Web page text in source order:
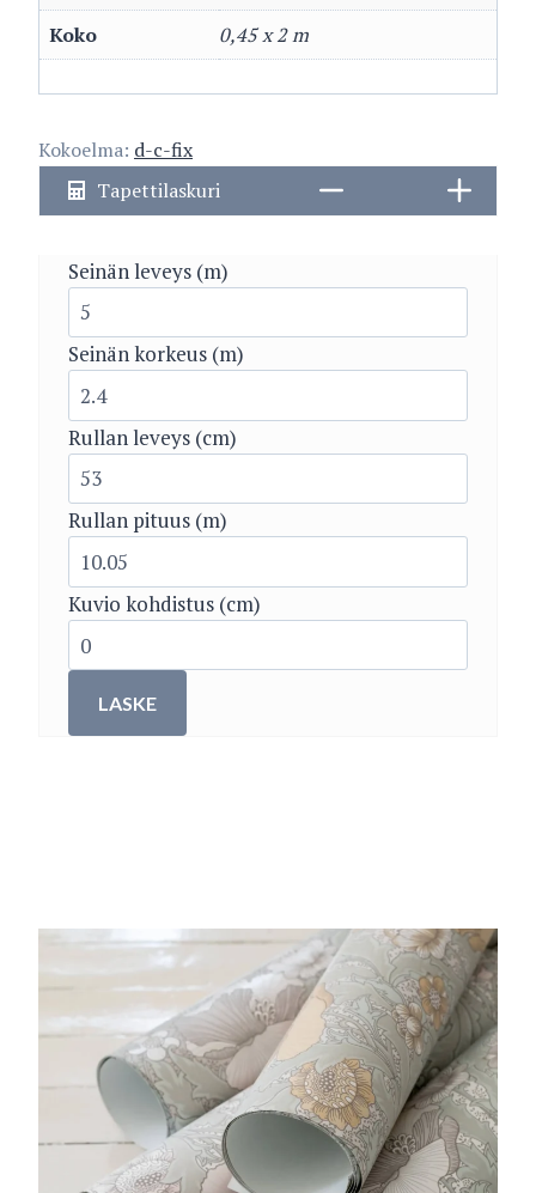
Koko
0,45 x 2 m
Kokoelma: d-c-fix
Tapettilaskuri
Seinän leveys (m)
Seinän korkeus (m)
Rullan leveys (cm)
Rullan pituus (m)
Kuvio kohdistus (cm)
LASKE